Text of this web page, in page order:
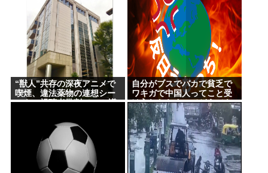
のプレゼントが貰える！
東海汽船の当直が飲酒ｗｗｗやっちまったなｗｗｗ
事業停止ま？草生えるｗｗ
【衝撃】手術中に熊本地震が直撃した結果www(※動
画あり)
ここ数年「どっちもどっち」とか「まだわからない
から叩くな」とかゆうチキン野郎が増えたけどどっ
から来たの？(´・ω・`)
【動画】手術中に熊本地震直撃やばすぎwww
医療脱毛・脱毛サロンを考えてるんだが！脱毛モメ
“獣人”共存の深夜アニメで
喫煙、違法薬物の連想シー
ンも…視聴者批判でBPO議
自分がブスでバカで貧乏で
ワキガで中国人ってこと受
け入れたらすべてどうでも
良くなった